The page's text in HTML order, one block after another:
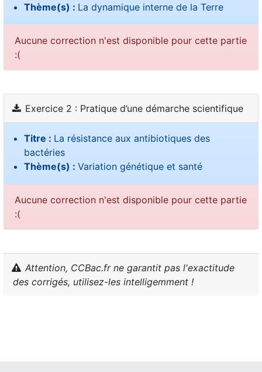
Thème(s) : La dynamique interne de la Terre
Aucune correction n'est disponible pour cette partie
:(
Exercice 2 : Pratique d’une démarche scientifique
Titre : La résistance aux antibiotiques des
bactéries
Thème(s) : Variation génétique et santé
Aucune correction n'est disponible pour cette partie
:(
Attention, CCBac.fr ne garantit pas l'exactitude
des corrigés, utilisez-les intelligemment !